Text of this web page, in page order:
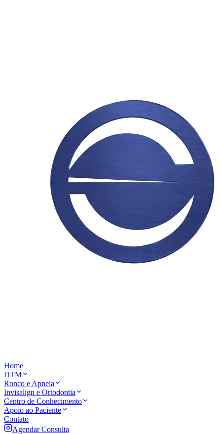
Home
DTM
Ronco e Apneia
Invisalign e Ortodontia
Centro de Conhecimento
Apoio ao Paciente
Contato
Agendar Consulta